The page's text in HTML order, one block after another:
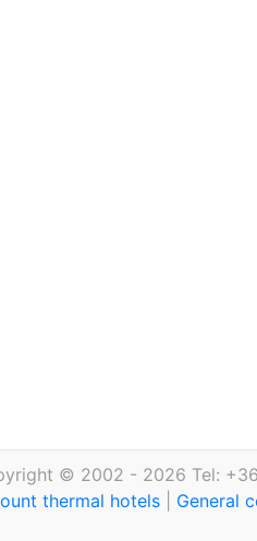
© 2002 - 2026 Tel:
thermal hotels
General